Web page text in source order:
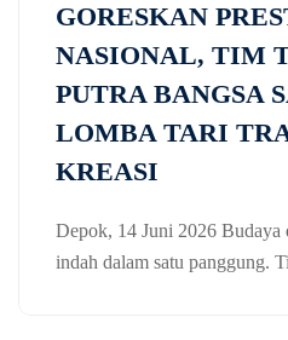
GORESKAN
NASIONAL, TIM
PUTRA BANGSA
LOMBA TARI
KREASI
Depok, 14 Juni 2026 Budaya
indah dalam satu panggung.